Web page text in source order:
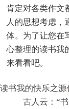
肯定对各类作文
人的思想考虑，
体。为了让您在
心整理的读书我
来看看吧。
读书我的快乐之源
古人云：“